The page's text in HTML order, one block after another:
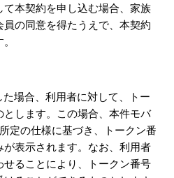
て本契約を申し込む場合、家族
の同意を得たうえで、本契約
た場合、利用者に対して、トー
とします。この場合、本件モバ
定の仕様に基づき、トークン番
表示されます。なお、利用者
せることにより、トークン番号